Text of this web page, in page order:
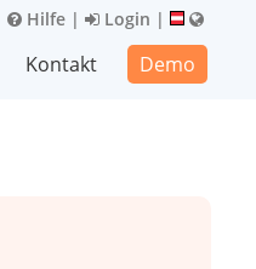
Hilfe | Login |
Kontakt Demo